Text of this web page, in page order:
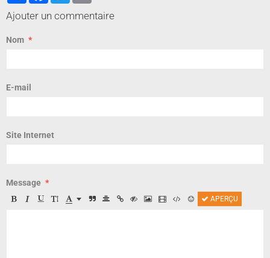
Ajouter un commentaire
Nom
E-mail
Site Internet
Message
APERÇU